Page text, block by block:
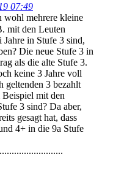
07:49
mehrere kleine
mit den Leuten
Jahre in Stufe 3 sind,
Die neue Stufe 3 in
als die alte Stufe 3.
keine 3 Jahre voll
geltenden 3 bezahlt
Beispiel mit den
3 sind? Da aber,
gesagt hat, dass
4+ in die 9a Stufe